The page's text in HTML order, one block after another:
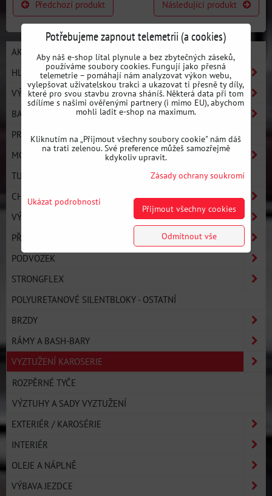
Předchozí produkt Následující produkt
AKCE / NOVÉ PRODUKTY
HLEDAT PODLE AUTA
VÝROBCI
BASIC LINE - ZAČNI DRIFTOVAT
PRO LINE - ULTIMATE PERFORMANCE
MOTOR
TURBO KOMPONENTY
CHLAZENÍ
VÝFUKOVÝ SYSTÉM
PŘEVODOVKA A SPOJKA
PODVOZEK
STRONGFLEX
POLYURETANOVÉ SILENTBLOKY - OSTATNÍ
BRZDY
RÁMY A BASH-BARY
VYZTUŽENÍ KAROSERIE
ROZPĚRNÉ TYČE
VÝZTUHY A SADY VYZTUŽENÍ
EXTERIÉR / KAROSÉRIE
INTERIÉR
OLEJE A NÁPLNĚ
VÝBAVA JEZDCE
Potřebujeme zapnout telemetrii (a cookies)
Aby náš e-shop lítal plynule a bez zbytečných záseků,
používáme soubory cookies. Fungují jako přesná
telemetrie – pomáhají nám analyzovat výkon webu,
vylepšovat uživatelskou trakci a ukazovat ti přesně ty díly,
které pro svou stavbu zrovna sháníš. Některá data při tom
sdílíme s našimi ověřenými partnery (i mimo EU), abychom
mohli ladit e-shop na maximum.
Kliknutím na „Přijmout všechny soubory cookie" nám dáš
na trati zelenou. Své preference můžeš samozřejmě
kdykoliv upravit.
Zásady ochrany soukromí
Ukázat podrobnosti
Přijmout všechny cookies
Odmítnout vše